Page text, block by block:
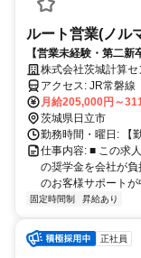
ルート営業(ノル
【営業未経験・第二
業！年間休日129日／
株式会社茨城計算セ
アクセス: JR常磐線 大甕駅より徒歩10分程度 マイカー通勤可/駐車
場有
月給205,000円～
茨城県日立市
勤務時間・曜日: 【
仕事内容: ■ この求
の奨学金を会社が
のお客様サポート
固定時間制 昇給あり
正社員